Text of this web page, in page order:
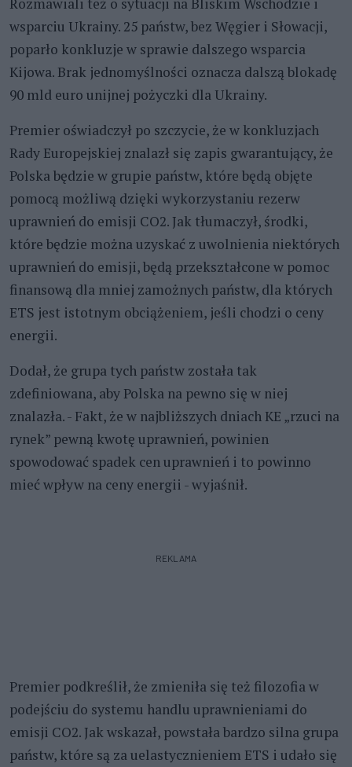
wsparciu Ukrainy. 25 państw, bez Węgier i Słowacji,
poparło konkluzje w sprawie dalszego wsparcia
Kijowa. Brak jednomyślności oznacza dalszą blokadę
90 mld euro unijnej pożyczki dla Ukrainy.
Premier oświadczył po szczycie, że w konkluzjach
Rady Europejskiej znalazł się zapis gwarantujący, że
Polska będzie w grupie państw, które będą objęte
pomocą możliwą dzięki wykorzystaniu rezerw
uprawnień do emisji CO2. Jak tłumaczył, środki,
które będzie można uzyskać z uwolnienia niektórych
uprawnień do emisji, będą przekształcone w pomoc
finansową dla mniej zamożnych państw, dla których
ETS jest istotnym obciążeniem, jeśli chodzi o ceny
energii.
Dodał, że grupa tych państw została tak
zdefiniowana, aby Polska na pewno się w niej
znalazła. - Fakt, że w najbliższych dniach KE „rzuci na
rynek” pewną kwotę uprawnień, powinien
spowodować spadek cen uprawnień i to powinno
mieć wpływ na ceny energii - wyjaśnił.
REKLAMA
Premier podkreślił, że zmieniła się też filozofia w
podejściu do systemu handlu uprawnieniami do
emisji CO2. Jak wskazał, powstała bardzo silna grupa
państw, które są za uelastycznieniem ETS i udało się